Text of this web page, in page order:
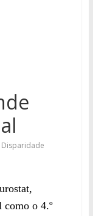
Disparidade
como o 4.º